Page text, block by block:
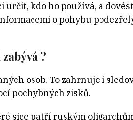
kdo ho používá, a
o pohybu
?
osob. To zahrnuje i
pochybných zisků.
sice patří ruským